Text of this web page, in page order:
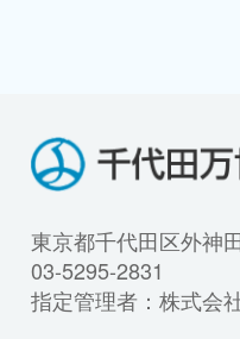
東京都千代田区外神
03-5295-2831
指定管理者：株式会